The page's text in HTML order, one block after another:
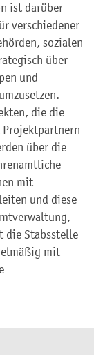
ist darüber
verschiedener
sozialen
über
und
die die
über die
mit
und diese
die Stabsstelle
mit